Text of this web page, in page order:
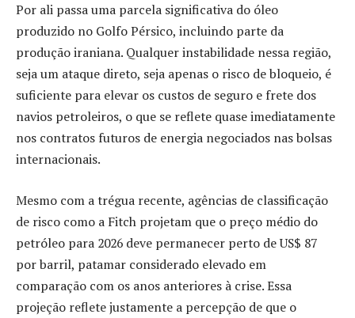
Por ali passa uma parcela significativa do óleo
produzido no Golfo Pérsico, incluindo parte da
produção iraniana. Qualquer instabilidade nessa região,
seja um ataque direto, seja apenas o risco de bloqueio, é
suficiente para elevar os custos de seguro e frete dos
navios petroleiros, o que se reflete quase imediatamente
nos contratos futuros de energia negociados nas bolsas
internacionais.
Mesmo com a trégua recente, agências de classificação
de risco como a Fitch projetam que o preço médio do
petróleo para 2026 deve permanecer perto de US$ 87
por barril, patamar considerado elevado em
comparação com os anos anteriores à crise. Essa
projeção reflete justamente a percepção de que o